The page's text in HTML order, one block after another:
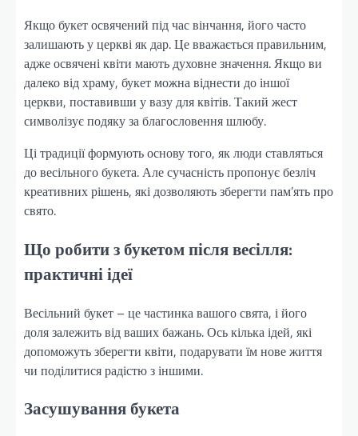
Якщо букет освячений під час вінчання, його часто
залишають у церкві як дар. Це вважається правильним,
адже освячені квіти мають духовне значення. Якщо ви
далеко від храму, букет можна віднести до іншої
церкви, поставивши у вазу для квітів. Такий жест
символізує подяку за благословення шлюбу.
Ці традиції формують основу того, як люди ставляться
до весільного букета. Але сучасність пропонує безліч
креативних рішень, які дозволяють зберегти пам’ять про
свято.
Що робити з букетом після весілля:
практичні ідеї
Весільний букет – це частинка вашого свята, і його
доля залежить від ваших бажань. Ось кілька ідей, які
допоможуть зберегти квіти, подарувати їм нове життя
чи поділитися радістю з іншими.
Засушування букета